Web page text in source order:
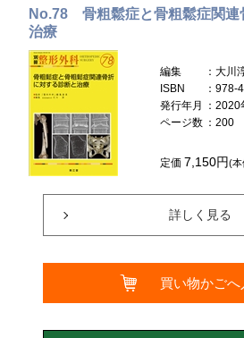
No.78 骨粗鬆症と骨粗鬆症関連
治療
編集
：大川
ISBN
：978-
発行年月
：2020
ページ数 ：200
定価 7,150円(本
詳しく見る
買い物かごへ